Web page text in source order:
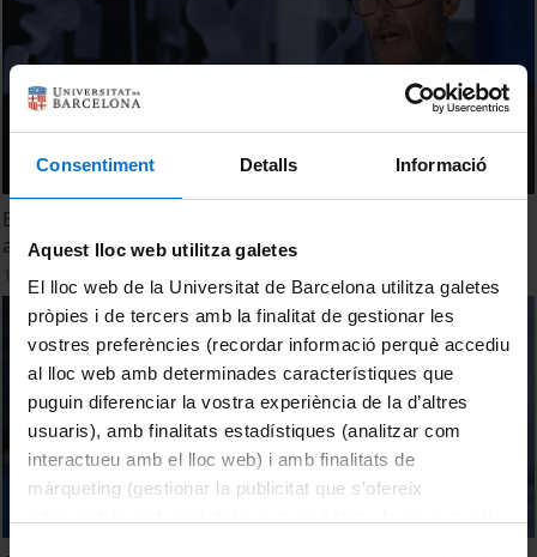
Consentiment Detalls Informació
Aquest lloc web utilitza galetes
El lloc web de la Universitat de Barcelona utilitza galetes
pròpies i de tercers amb la finalitat de gestionar les
vostres preferències (recordar informació perquè accediu
al lloc web amb determinades característiques que
puguin diferenciar la vostra experiència de la d’altres
usuaris), amb finalitats estadístiques (analitzar com
interactueu amb el lloc web) i amb finalitats de
màrqueting (gestionar la publicitat que s’ofereix
En què consisteix la desglobalització i quan ha tingut lloc
al llarg de la història?